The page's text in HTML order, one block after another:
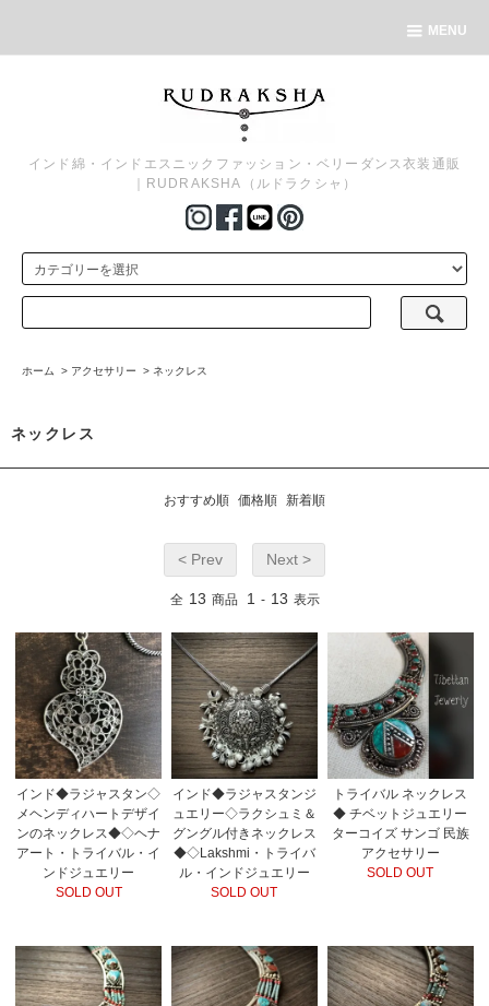
MENU
インド綿・インドエスニックファッション・ベリーダンス衣装通販
｜RUDRAKSHA（ルドラクシャ）
ホーム > アクセサリー > ネックレス
ネックレス
おすすめ順 価格順 新着順
< Prev Next >
全 13 商品 1 - 13 表示
インド◆ラジャスタン◇
メヘンディハートデザイ
ンのネックレス◆◇ヘナ
アート・トライバル・イ
ンドジュエリー
SOLD OUT
インド◆ラジャスタンジ
ュエリー◇ラクシュミ＆
グングル付きネックレス
◆◇Lakshmi・トライバ
ル・インドジュエリー
SOLD OUT
トライバル ネックレス
◆ チベットジュエリー
ターコイズ サンゴ 民族
アクセサリー
SOLD OUT